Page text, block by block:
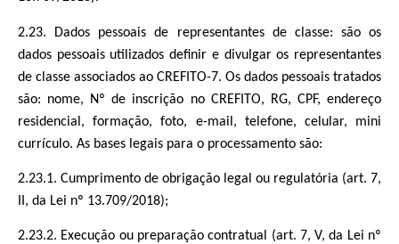
2.23. Dados pessoais de representantes de classe: são os
dados pessoais utilizados definir e divulgar os representantes
de classe associados ao CREFITO-7. Os dados pessoais tratados
são: nome, Nº de inscrição no CREFITO, RG, CPF, endereço
residencial, formação, foto, e-mail, telefone, celular, mini
currículo. As bases legais para o processamento são:
2.23.1. Cumprimento de obrigação legal ou regulatória (art. 7,
II, da Lei nº 13.709/2018);
2.23.2. Execução ou preparação contratual (art. 7, V, da Lei nº